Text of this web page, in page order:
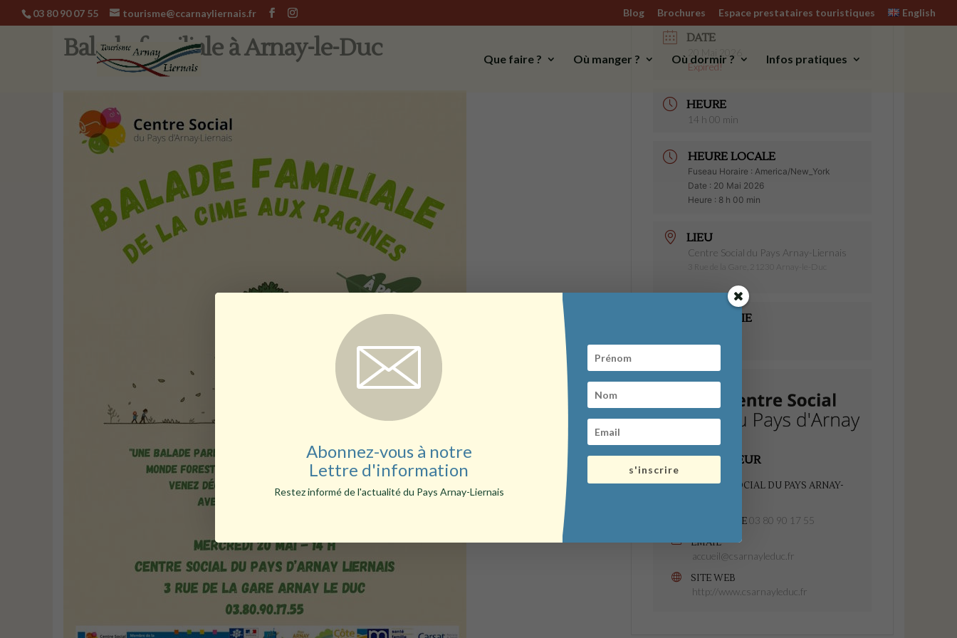
03 80 90 07 55 tourisme@ccarnayliernais.fr Blog Brochures Espace prestataires touristiques English
Que faire ? Où manger ? Où dormir ? Infos pratiques
Balade familiale à Arnay-le-Duc DATE
Expired!
HEURE
14 h 00 min
HEURE LOCALE
Fuseau Horaire :America/New_York
Date : 20 Mai 2026
Heure : 8 h 00 min
LIEU
Centre Social du Pays Arnay-Liernais
3 Rue de la Gare, 21230 Arnay-le-Duc
CATÉGORIE
Divers
ORGANISATEUR
CENTRE SOCIAL DU PAYS ARNAY-
TÉLÉPHONE 03 80 90 17 55
EMAIL
accueil@csarnayleduc.fr
SITE WEB
http://www.csarnayleduc.fr
Abonnez-vous à notre
Lettre d'information
Restez informé de l'actualité du Pays Arnay-Liernais
s'inscrire